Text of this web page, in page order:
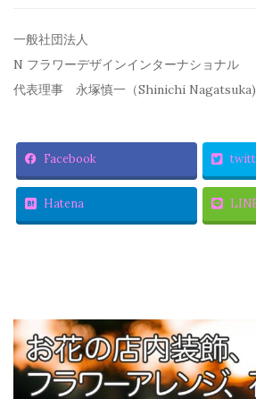
一般社団法人
N フラワーデザインインターナショナル
代表理事 永塚慎一（Shinichi Nagatsuka)
Facebook
Hatena